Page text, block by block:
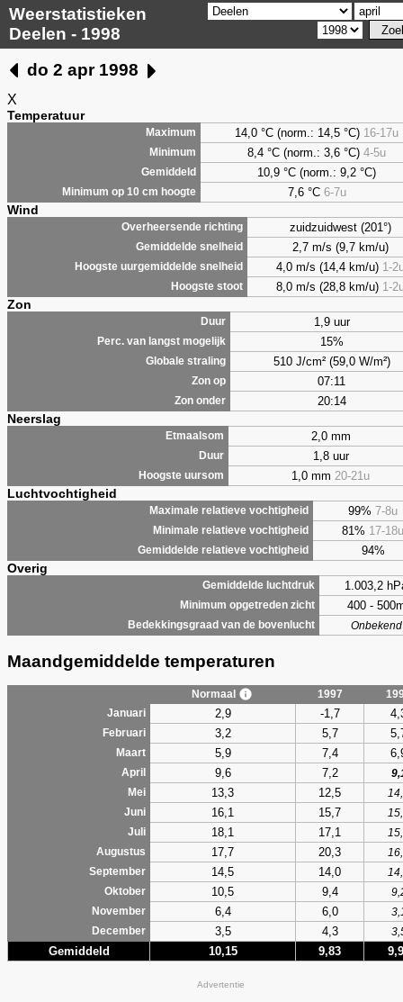
Weerstatistieken
Deelen - 1998
do 2 apr 1998
X
Temperatuur
Maximum 14,0 °C (norm.: 14,5 °C) 16-17u
Minimum 8,4 °C (norm.: 3,6 °C) 4-5u
Gemiddeld 10,9 °C (norm.: 9,2 °C)
Minimum op 10 cm hoogte 7,6°C 6-7u
Wind
Overheersende richting zuidzuidwest (201°)
Gemiddelde snelheid 2,7 m/s (9,7 km/u)
Hoogste uurgemiddelde snelheid 4,0 m/s (14,4 km/u) 1-
Hoogste stoot 8,0 m/s (28,8 km/u) 1-
Zon
Duur 1,9 uur
Perc. van langst mogelijk 15%
Globale straling 510 J/cm² (59,0 W/m²)
Zon op 07:11
Zon onder 20:14
Neerslag
Etmaalsom 2,0 mm
Duur 1,8 uur
Hoogste uursom 1,0 mm 20-21u
Luchtvochtigheid
Maximale relatieve vochtigheid 99% 7-8u
Minimale relatieve vochtigheid 81% 17-18u
Gemiddelde relatieve vochtigheid 94%
Overig
Gemiddelde luchtdruk 1.003,2
Minimum opgetreden zicht 400 -
Bedekkingsgraad van de bovenlucht Onbekend
Maandgemiddelde temperaturen
Normaal 1997
Januari
2,9 -1,7
Februari 3,2 5,7
Maart 5,9 7,4
April 9,6 7,2
Mei
13,3 12,5
Juni
16,1 15,7
Juli
18,1 17,1
Augustus
17,7 20,3
September
14,5 14,0
Oktober
10,5 9,4
November
6,4 6,0
December
3,5 4,3
Gemiddeld 10,15 9,83
Advertentie